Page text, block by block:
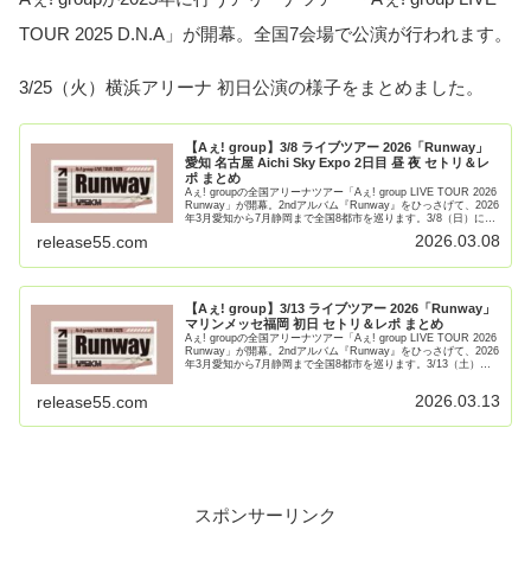
TOUR 2025 D.N.A」が開幕。全国7会場で公演が行われます。
3/25（火）横浜アリーナ 初日公演の様子をまとめました。
【Aぇ! group】3/8 ライブツアー 2026「Runway」
愛知 名古屋 Aichi Sky Expo 2日目 昼 夜 セトリ＆レ
ポ まとめ
Aぇ! groupの全国アリーナツアー「Aぇ! group LIVE TOUR 2026
Runway」が開幕。2ndアルバム『Runway』をひっさげて、2026
年3月愛知から7月静岡まで全国8都市を巡ります。3/8（日）に行
release55.com 2026.03.08
【Aぇ! group】3/13 ライブツアー 2026「Runway」
マリンメッセ福岡 初日 セトリ＆レポ まとめ
Aぇ! groupの全国アリーナツアー「Aぇ! group LIVE TOUR 2026
Runway」が開幕。2ndアルバム『Runway』をひっさげて、2026
年3月愛知から7月静岡まで全国8都市を巡ります。3/13（土）に
release55.com 2026.03.13
スポンサーリンク